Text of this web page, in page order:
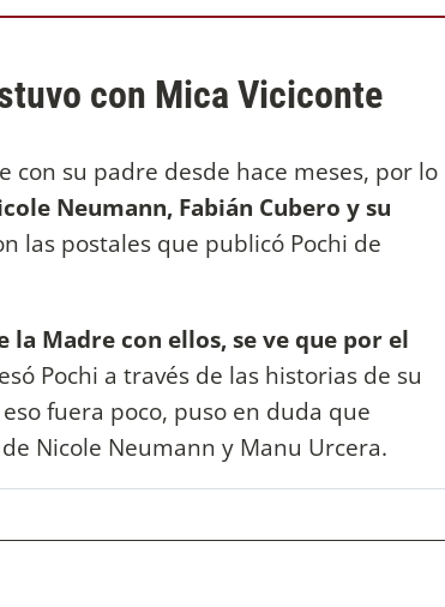
con Mica Viciconte
con su padre desde hace meses, por lo
Neumann, Fabián Cubero y su
las postales que publicó Pochi de
la Madre con ellos, se ve que por el
Pochi a través de las historias de su
fuera poco, puso en duda que
Nicole Neumann y Manu Urcera.